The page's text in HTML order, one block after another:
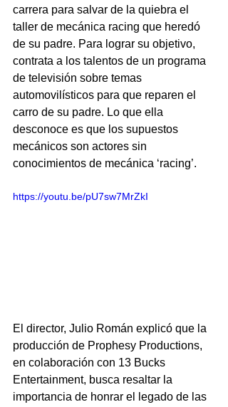
carrera para salvar de la quiebra el
taller de mecánica racing que heredó
de su padre. Para lograr su objetivo,
contrata a los talentos de un programa
de televisión sobre temas
automovilísticos para que reparen el
carro de su padre. Lo que ella
desconoce es que los supuestos
mecánicos son actores sin
conocimientos de mecánica ‘racing’.
https://youtu.be/pU7sw7MrZkI
El director, Julio Román explicó que la
producción de Prophesy Productions,
en colaboración con 13 Bucks
Entertainment, busca resaltar la
importancia de honrar el legado de las